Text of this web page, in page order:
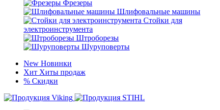
Фрезеры
Шлифовальные машины
Стойки для
электроинструмента
Штроборезы
Шуруповерты
New Новинки
Хит Хиты продаж
% Скидки